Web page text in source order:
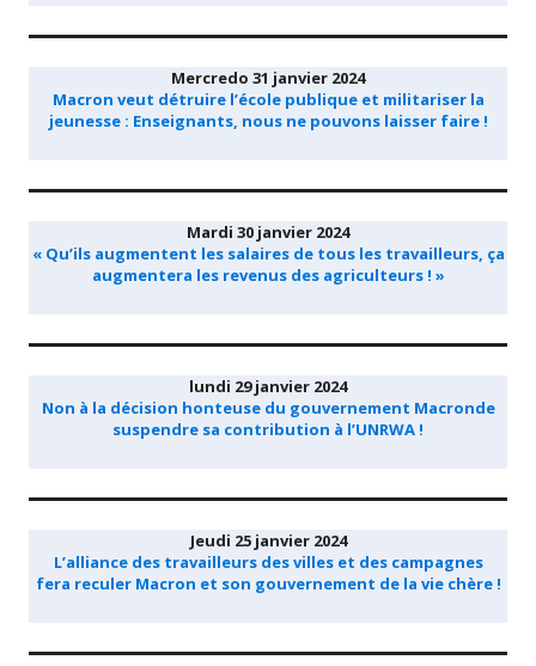
Mercredo 31 janvier 2024
Macron veut détruire l’école publique et militariser la
jeunesse : Enseignants, nous ne pouvons laisser faire !
Mardi 30 janvier 2024
« Qu’ils augmentent les salaires de tous les travailleurs, ça
augmentera les revenus des agriculteurs ! »
lundi 29 janvier 2024
Non à la décision honteuse du gouvernement Macronde
suspendre sa contribution à l’UNRWA !
Jeudi 25 janvier 2024
L’alliance des travailleurs des villes et des campagnes
fera reculer Macron et son gouvernement de la vie chère !